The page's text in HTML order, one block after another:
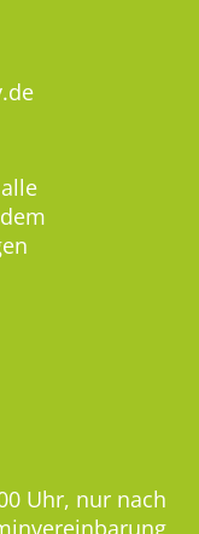
Uhr, nur nach